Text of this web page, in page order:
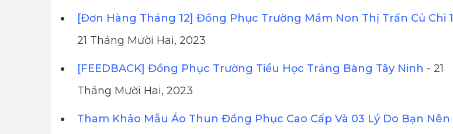
[Đơn Hàng Tháng 12] Đồng Phục Trường Mầm Non Thị Trấn Củ Chi 1
21 Tháng Mười Hai, 2023
[FEEDBACK] Đồng Phục Trường Tiểu Học Trảng Bàng Tây Ninh - 21
Tháng Mười Hai, 2023
Tham Khảo Mẫu Áo Thun Đồng Phục Cao Cấp Và 03 Lý Do Bạn Nên